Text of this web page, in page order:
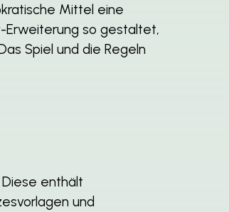
Mittel eine
Erweiterung so gestaltet,
Spiel und die Regeln
enthält
und